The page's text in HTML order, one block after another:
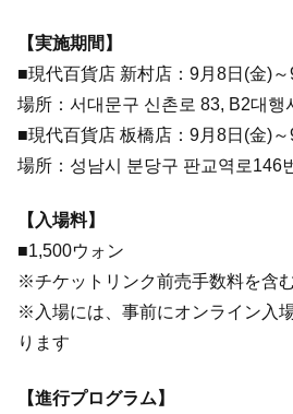
【実施期間】
■現代百貨店 新村店：9月8日(金)
場所：서대문구 신촌로 83, B2대행
■現代百貨店 板橋店：9月8日(金)
場所：성남시 분당구 판교역로146
【入場料】
■1,500ウォン
※チケットリンク前売手数料を含
※入場には、事前にオンライン入
ります
【進行プログラム】